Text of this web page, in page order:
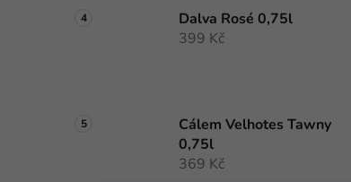
Dalva Rosé 0,75l
399 Kč
Cálem Velhotes Tawny
0,75l
369 Kč